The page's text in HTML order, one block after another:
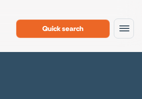
Quick search